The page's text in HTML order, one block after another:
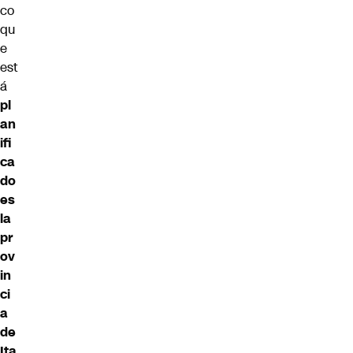
co
qu
e
est
á
pl
an
ifi
ca
do
es
la
pr
ov
in
ci
a
de